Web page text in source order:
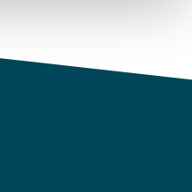
del sitio web con
publicidad y análisis